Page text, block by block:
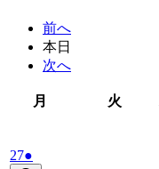
前へ
本日
次へ
月 火火
272026
●